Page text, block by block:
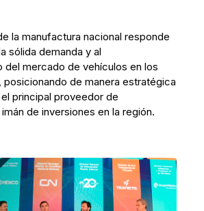
la manufactura nacional responde
sólida demanda y al
del mercado de vehículos en los
posicionando de manera estratégica
principal proveedor de
de inversiones en la región.